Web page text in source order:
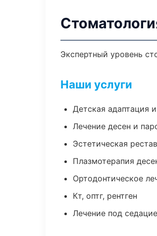
Экспертный уровень
Наши услуги
Детская адаптация
Лечение десен и
Эстетическая
Плазмотерапия
Ортодонтическое
Кт, оптг, рентген
Лечение под